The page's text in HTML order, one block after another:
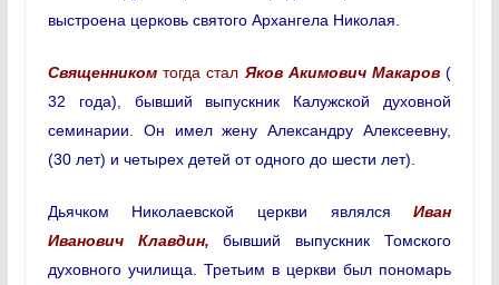
выстроена церковь святого Архангела Николая.
Священникомтогда стал Яков Акимович Макаров (
32 года), бывший выпускник Калужской духовной
семинарии. Он имел жену Александру Алексеевну,
(30 лет) и четырех детей от одного до шести лет).
Дьячком Николаевской церкви являлсяИван
Иванович Клавдин, бывший выпускник Томского
духовного училища. Третьим в церкви был пономарь